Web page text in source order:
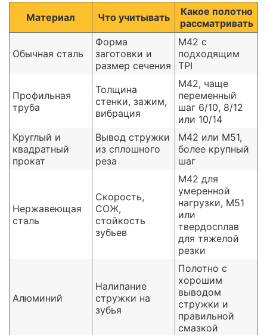
Материал Что учитывать
Какое полотно
рассматривать
Обычная сталь
Форма
заготовки и
размер сечения
M42 с
подходящим
TPI
Профильная
труба
Толщина
стенки, зажим,
вибрация
M42, чаще
переменный
шаг 6/10, 8/12
или 10/14
Круглый и
квадратный
прокат
Вывод стружки
из сплошного
реза
M42 или M51,
более крупный
шаг
Нержавеющая
сталь
Скорость,
СОЖ,
стойкость
зубьев
M42 для
умеренной
нагрузки, M51
или
твердосплав
для тяжелой
резки
Алюминий
Налипание
стружки на
зубья
Полотно с
хорошим
выводом
стружки и
правильной
смазкой